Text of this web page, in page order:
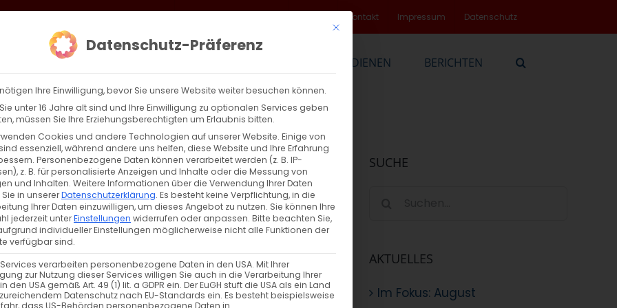
Kontakt Impressum Datenschutz
DIENEN BERICHTEN
Zurück Vor
als gelebte Solidarität“
SUCHE
AKTUELLES
Im Fokus: August
Mit diesem Button wird der Dialog geschlossen. Seine
Datenschutz-Präferenz
Ihre Einwilligung, bevor Sie unsere Website weiter besuchen können.
unter 16 Jahre alt sind und Ihre Einwilligung zu optionalen Services geben
müssen Sie Ihre Erziehungsberechtigten um Erlaubnis bitten.
Cookies und andere Technologien auf unserer Website. Einige von
essenziell, während andere uns helfen, diese Website und Ihre Erfahrung
Personenbezogene Daten können verarbeitet werden (z. B. IP-
z. B. für personalisierte Anzeigen und Inhalte oder die Messung von
und Inhalten. Weitere Informationen über die Verwendung Ihrer Daten
in unsererDatenschutzerklärung. Es besteht keine Verpflichtung, in die
Ihrer Daten einzuwilligen, um dieses Angebot zu nutzen. Sie können Ihre
jederzeit unterEinstellungen widerrufen oder anpassen. Bitte beachten Sie,
individueller Einstellungen möglicherweise nicht alle Funktionen der
verfügbar sind.
verarbeiten personenbezogene Daten in den USA. Mit Ihrer
zur Nutzung dieser Services willigen Sie auch in die Verarbeitung Ihrer
den USA gemäß Art. 49 (1) lit. a GDPR ein. Der EuGH stuft die USA als ein Land
Datenschutz nach EU-Standards ein. Es besteht beispielsweise
dass US-Behörden personenbezogene Daten in